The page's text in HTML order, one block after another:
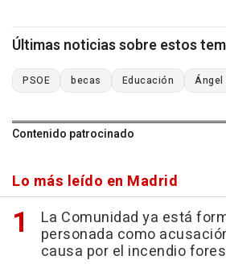
Últimas noticias sobre estos
PSOE becas Educación Ángel
Contenido patrocinado
Lo más leído en Madrid
La Comunidad ya está
personada como
causa por el incendio